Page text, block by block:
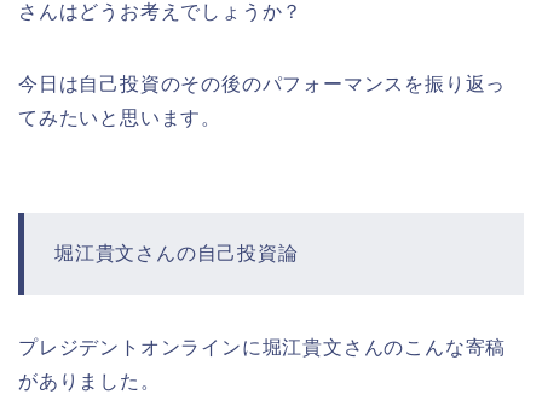
さんはどうお考えでしょうか？
今日は自己投資のその後のパフォーマンスを振り返っ
てみたいと思います。
堀江貴文さんの自己投資論
プレジデントオンラインに堀江貴文さんのこんな寄稿
がありました。